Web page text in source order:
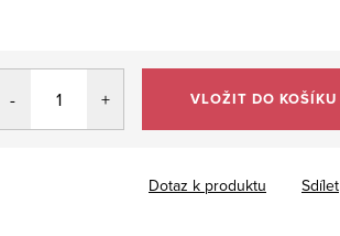
VLOŽIT DO KOŠÍKU
Dotaz k produktu Sdílet